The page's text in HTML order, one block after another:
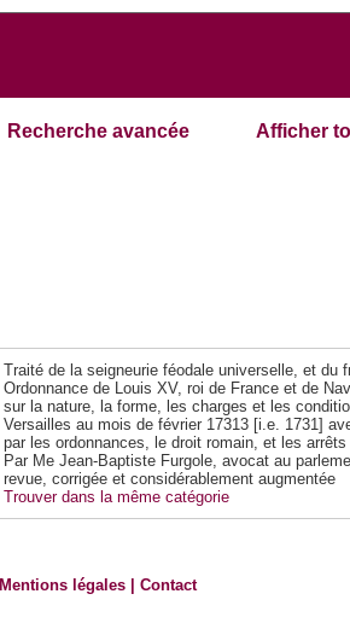
Recherche avancée Afficher
Traité de la seigneurie féodale universelle, et du
Ordonnance de Louis XV, roi de France et de
sur la nature, la forme, les charges et les
Versailles au mois de février 17313 [i.e. 1731]
par les ordonnances, le droit romain, et les
Par Me Jean-Baptiste Furgole, avocat au
revue, corrigée et considérablement augmentée
Trouver dans la même catégorie
Mentions légales |Contact